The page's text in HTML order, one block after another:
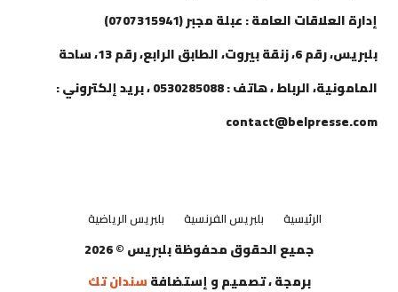
إدارة العلاقات العامة : عبلة مجبر (0707315941)
بلبريس، رقم 6، زنقة بيروت، الطابق الرابع، رقم 13، ساحة
المامونية، الرباط ، هاتف : 0530285088 ، بريد إلكتروني :
contact@belpresse.com
الرئيسية بلبريس الفرنسية بلبريس الرياضية
جميع الحقوق محفوظة بلبريس © 2026
برمجة ، تصميم و إستضافةسندان تك